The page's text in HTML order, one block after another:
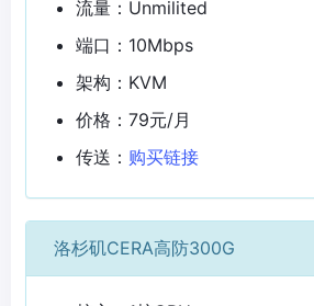
流量：Unmilited
端口：10Mbps
架构：KVM
价格：79元/月
传送： 购买链接
洛杉矶CERA高防300G